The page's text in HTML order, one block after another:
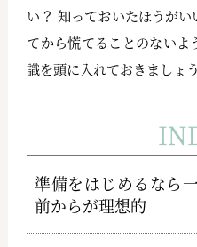
い？ 知っておいたほうが
てから慌てることのない
識を頭に入れておきましょ
準備をはじめるなら
前からが理想的